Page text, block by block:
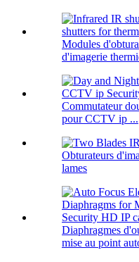
Modules
d'imagerie
Commutateur
pour CCTV ip ...
Obturateurs
lames
Diaphragmes
mise au point